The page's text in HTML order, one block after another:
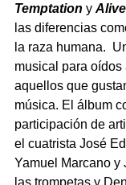
Temptation y Alive
las diferencias
la raza humana.
musical para oídos
aquellos que
música. El álbum
participación de
el cuatrista José
Yamuel Marcano y
las trompetas y